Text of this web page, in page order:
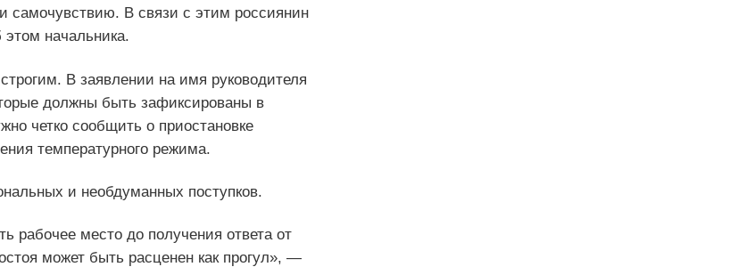
самочувствию. В связи с этим россиянин
начальника.
В заявлении на имя руководителя
должны быть зафиксированы в
четко сообщить о приостановке
температурного режима.
и необдуманных поступков.
рабочее место до получения ответа от
может быть расценен как прогул», —